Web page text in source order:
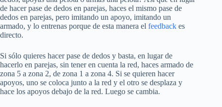
de hacer pase de dedos en parejas, haces el mismo pase de
dedos en parejas, pero imitando un apoyo, imitando un
armado, y lo entrenas porque de esta manera el feedback es
directo.
Si sólo quieres hacer pase de dedos y basta, en lugar de
hacerlo en parejas, sin tener en cuenta la red, haces armado de
zona 5 a zona 2, de zona 1 a zona 4. Si se quieren hacer
apoyos, uno se coloca junto a la red y el otro se desplaza y
hace los apoyos debajo de la red. Luego se cambia.